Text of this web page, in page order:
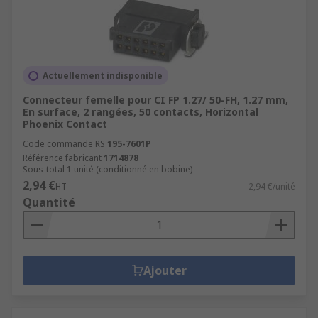
Actuellement indisponible
Connecteur femelle pour CI FP 1.27/ 50-FH, 1.27 mm,
En surface, 2 rangées, 50 contacts, Horizontal
Phoenix Contact
Code commande RS 195-7601P
Référence fabricant 1714878
Sous-total 1 unité (conditionné en bobine)
2,94 €HT 2,94 €/unité
Quantité
Ajouter